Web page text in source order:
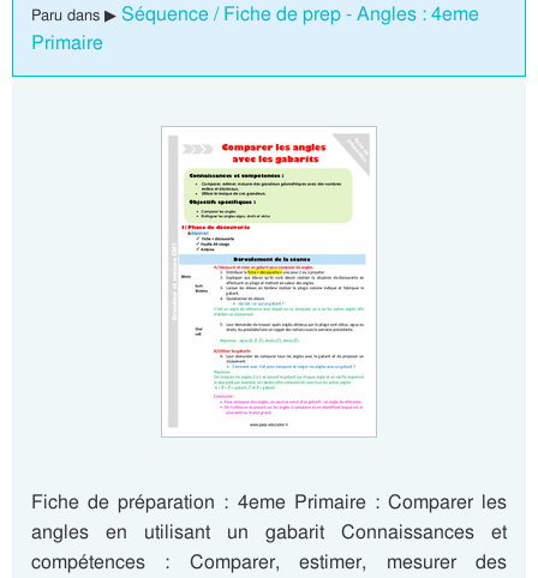
Paru dans ▶ Séquence / Fiche de prep - Angles : 4eme
Primaire
Fiche de préparation : 4eme Primaire : Comparer les
angles en utilisant un gabarit Connaissances et
compétences : Comparer, estimer, mesurer des